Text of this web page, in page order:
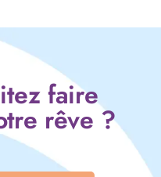
faire
rêve ?